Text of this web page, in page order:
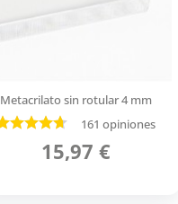
Metacrilato sin rotular 4 mm
161 opiniones
15,97 €